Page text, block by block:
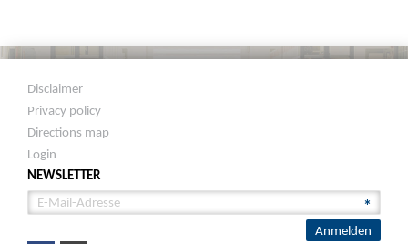
Disclaimer
Privacy policy
Directions map
Login
NEWSLETTER